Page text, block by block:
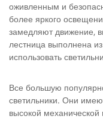
оживленным и
более яркого
замедляют движение,
лестница выполнена
использовать
Все большую
светильники. Они
высокой механической